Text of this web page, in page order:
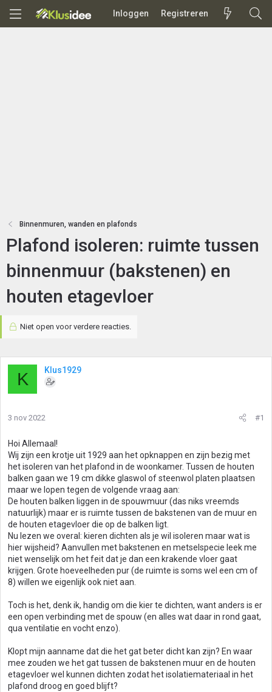
Inloggen Registreren
Binnenmuren, wanden en plafonds
Plafond isoleren: ruimte tussen
binnenmuur (bakstenen) en
houten etagevloer
Niet open voor verdere reacties.
K Klus1929
3 nov 2022 #1
Hoi Allemaal!
Wij zijn een krotje uit 1929 aan het opknappen en zijn bezig met
het isoleren van het plafond in de woonkamer. Tussen de houten
balken gaan we 19 cm dikke glaswol of steenwol platen plaatsen
maar we lopen tegen de volgende vraag aan:
De houten balken liggen in de spouwmuur (das niks vreemds
natuurlijk) maar er is ruimte tussen de bakstenen van de muur en
de houten etagevloer die op de balken ligt.
Nu lezen we overal: kieren dichten als je wil isoleren maar wat is
hier wijsheid? Aanvullen met bakstenen en metselspecie leek me
niet wenselijk om het feit dat je dan een krakende vloer gaat
krijgen. Grote hoeveelheden pur (de ruimte is soms wel een cm of
8) willen we eigenlijk ook niet aan.
Toch is het, denk ik, handig om die kier te dichten, want anders is er
een open verbinding met de spouw (en alles wat daar in rond gaat,
qua ventilatie en vocht enzo).
Klopt mijn aanname dat die het gat beter dicht kan zijn? En waar
mee zouden we het gat tussen de bakstenen muur en de houten
etagevloer wel kunnen dichten zodat het isolatiemateriaal in het
plafond droog en goed blijft?